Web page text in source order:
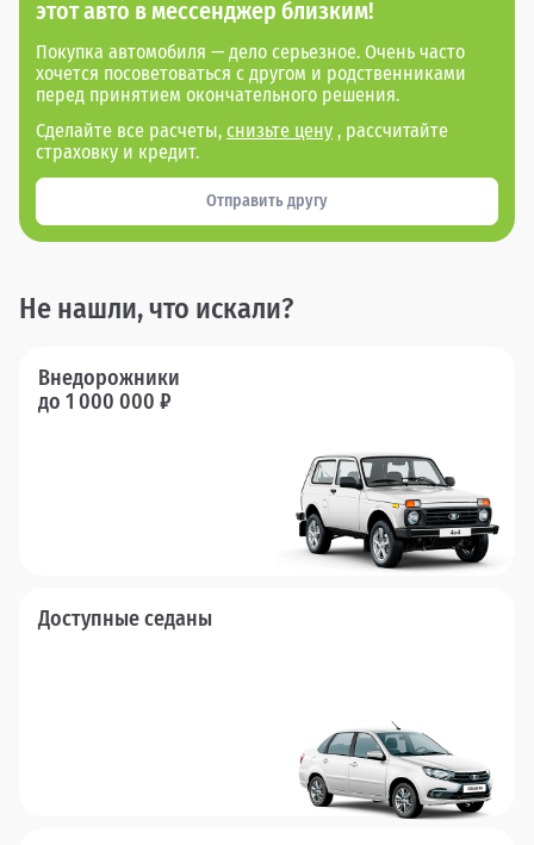
этот авто в мессенджер близким!
Покупка автомобиля — дело серьезное. Очень часто
хочется посоветоваться с другом и родственниками
перед принятием окончательного решения.
Сделайте все расчеты, снизьте цену , рассчитайте
страховку и кредит.
Отправить другу
Не нашли, что искали?
Внедорожники
до 1 000 000 ₽
Доступные седаны